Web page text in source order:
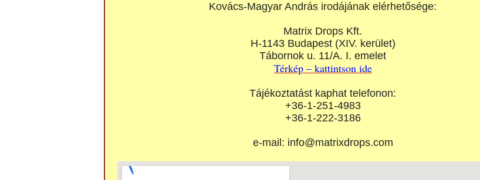
Kovács-Magyar András irodájának elérhetősége:
Matrix Drops Kft.
H-1143 Budapest (XIV. kerület)
Tábornok u. 11/A. I. emelet
Térkép – kattintson ide
Tájékoztatást kaphat telefonon:
+36-1-251-4983
+36-1-222-3186
e-mail: info@matrixdrops.com